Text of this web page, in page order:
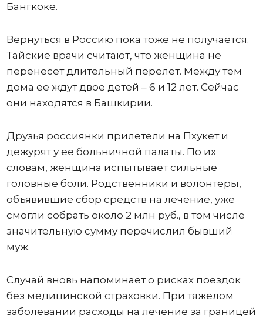
Бангкоке.
Вернуться в Россию пока тоже не получается.
Тайские врачи считают, что женщина не
перенесет длительный перелет. Между тем
дома ее ждут двое детей – 6 и 12 лет. Сейчас
они находятся в Башкирии.
Друзья россиянки прилетели на Пхукет и
дежурят у ее больничной палаты. По их
словам, женщина испытывает сильные
головные боли. Родственники и волонтеры,
объявившие сбор средств на лечение, уже
смогли собрать около 2 млн руб., в том числе
значительную сумму перечислил бывший
муж.
Случай вновь напоминает о рисках поездок
без медицинской страховки. При тяжелом
заболевании расходы на лечение за границей